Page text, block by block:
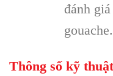
đánh
gouache.
Thông số kỹ thuật